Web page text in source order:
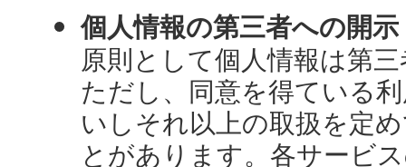
個人情報の第三者への開示
原則として個人情報は第
ただし、同意を得ている
いしそれ以上の取扱を定
とがあります。各サービ